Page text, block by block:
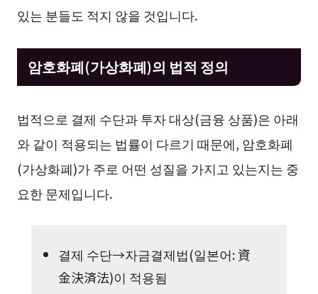
있는 분들도 적지 않을 것입니다.
암호화폐(가상화폐)의 법적 정의
법적으로 결제 수단과 투자 대상(금융 상품)은 아래
와 같이 적용되는 법률이 다르기 때문에, 암호화폐
(가상화폐)가 주로 어떤 성질을 가지고 있는지는 중
요한 문제입니다.
결제 수단→자금결제법(일본어: 資
金決済法)이 적용됨